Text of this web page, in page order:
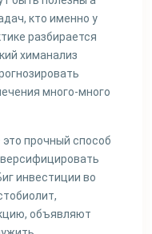
кто именно у
разбирается
химанализ
много-много
прочный способ
инвестиции во
объявляют